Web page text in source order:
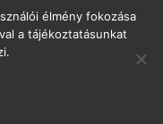
élmény fokozása
a tájékoztatásunkat